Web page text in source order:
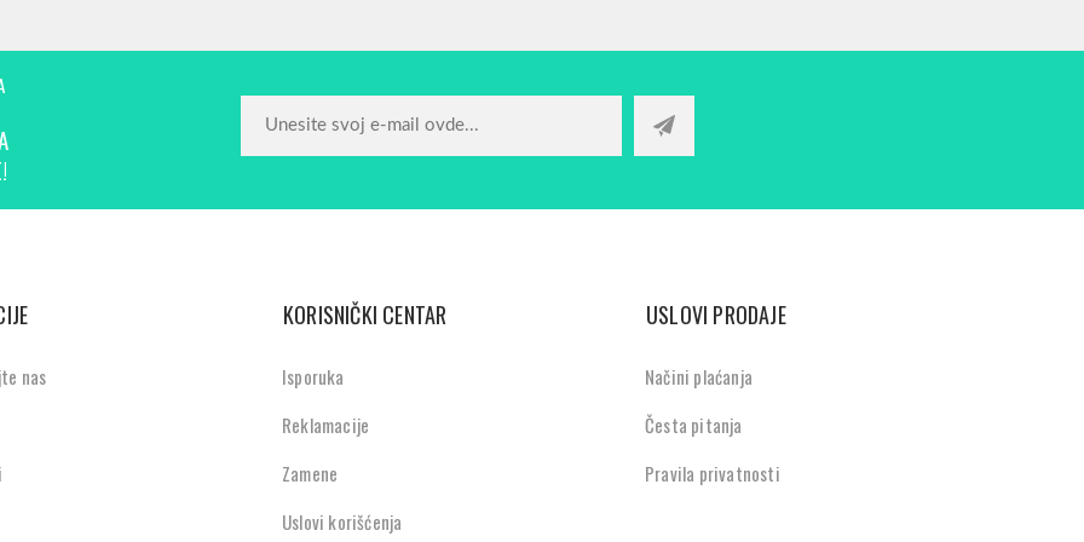
nas
KORISNIČKI CENTAR
Isporuka
Reklamacije
Zamene
Uslovi korišćenja
USLOVI PRODAJE
Načini plaćanja
Česta pitanja
Pravila privatnosti